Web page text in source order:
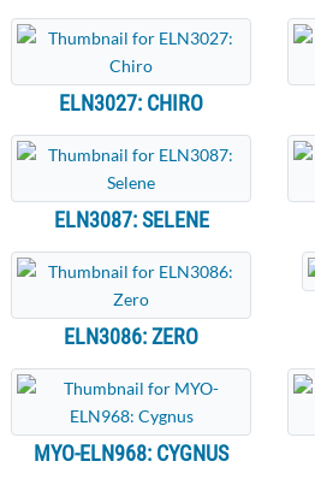
ELN3027: CHIRO
ELN3087: SELENE
ELN3086: ZERO
MYO-ELN968: CYGNUS